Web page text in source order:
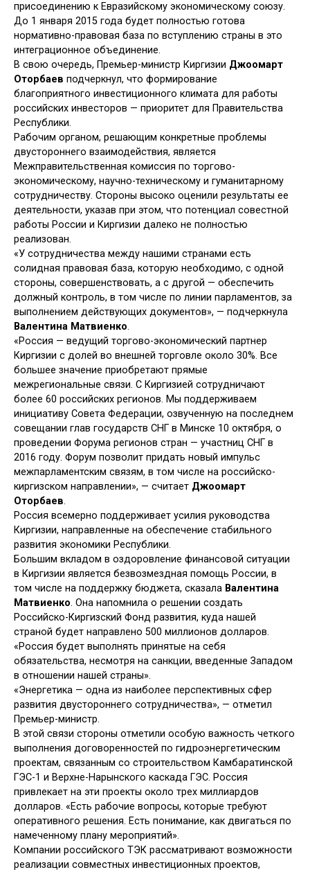
присоединению к Евразийскому экономическому союзу.
До 1 января 2015 года будет полностью готова
нормативно-правовая база по вступлению страны в это
интеграционное объединение.
В свою очередь, Премьер-министр Киргизии Джоомарт
Оторбаев подчеркнул, что формирование
благоприятного инвестиционного климата для работы
российских инвесторов — приоритет для Правительства
Республики.
Рабочим органом, решающим конкретные проблемы
двустороннего взаимодействия, является
Межправительственная комиссия по торгово-
экономическому, научно-техническому и гуманитарному
сотрудничеству. Стороны высоко оценили результаты ее
деятельности, указав при этом, что потенциал совестной
работы России и Киргизии далеко не полностью
реализован.
«У сотрудничества между нашими странами есть
солидная правовая база, которую необходимо, с одной
стороны, совершенствовать, а с другой — обеспечить
должный контроль, в том числе по линии парламентов, за
выполнением действующих документов», — подчеркнула
Валентина Матвиенко.
«Россия — ведущий торгово-экономический партнер
Киргизии с долей во внешней торговле около 30%. Все
большее значение приобретают прямые
межрегиональные связи. С Киргизией сотрудничают
более 60 российских регионов. Мы поддерживаем
инициативу Совета Федерации, озвученную на последнем
совещании глав государств СНГ в Минске 10 октября, о
проведении Форума регионов стран — участниц СНГ в
2016 году. Форум позволит придать новый импульс
межпарламентским связям, в том числе на российско-
киргизском направлении», — считает Джоомарт
Оторбаев.
Россия всемерно поддерживает усилия руководства
Киргизии, направленные на обеспечение стабильного
развития экономики Республики.
Большим вкладом в оздоровление финансовой ситуации
в Киргизии является безвозмездная помощь России, в
том числе на поддержку бюджета, сказала Валентина
Матвиенко. Она напомнила о решении создать
Российско-Киргизский Фонд развития, куда нашей
страной будет направлено 500 миллионов долларов.
«Россия будет выполнять принятые на себя
обязательства, несмотря на санкции, введенные Западом
в отношении нашей страны».
«Энергетика — одна из наиболее перспективных сфер
развития двустороннего сотрудничества», — отметил
Премьер-министр.
В этой связи стороны отметили особую важность четкого
выполнения договоренностей по гидроэнергетическим
проектам, связанным со строительством Камбаратинской
ГЭС-1 и Верхне-Нарынского каскада ГЭС. Россия
привлекает на эти проекты около трех миллиардов
долларов. «Есть рабочие вопросы, которые требуют
оперативного решения. Есть понимание, как двигаться по
намеченному плану мероприятий».
Компании российского ТЭК рассматривают возможности
реализации совместных инвестиционных проектов,